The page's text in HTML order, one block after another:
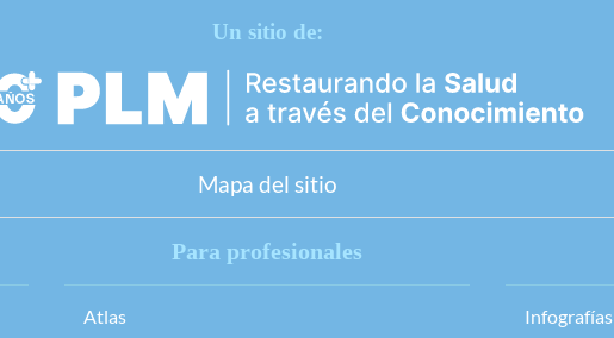
Un sitio de:
Mapa del sitio
Para profesionales
Atlas
Infografías